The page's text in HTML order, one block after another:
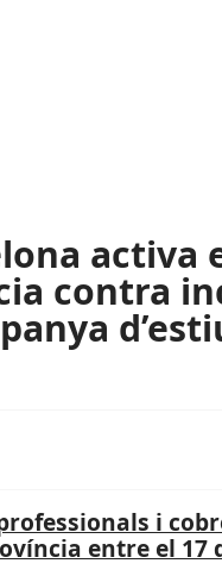
activa
contra
i
entre el 17